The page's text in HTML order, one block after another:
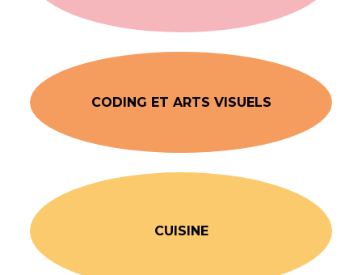
CODING ET ARTS VISUELS
CUISINE